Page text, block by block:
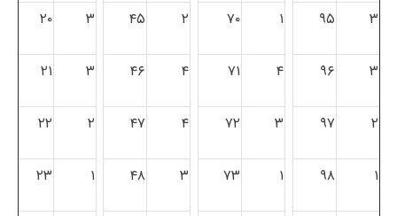
۳ ۹۵ ۱ ۷۰ ۲ ۴۵ ۳ ۲۰
۳ ۹۶ ۴ ۷۱ ۴ ۴۶ ۳ ۲۱
۲ ۹۷ ۳ ۷۲ ۴ ۴۷ ۲ ۲۲
۱ ۹۸ ۱ ۷۳ ۳ ۴۸ ۱ ۲۳